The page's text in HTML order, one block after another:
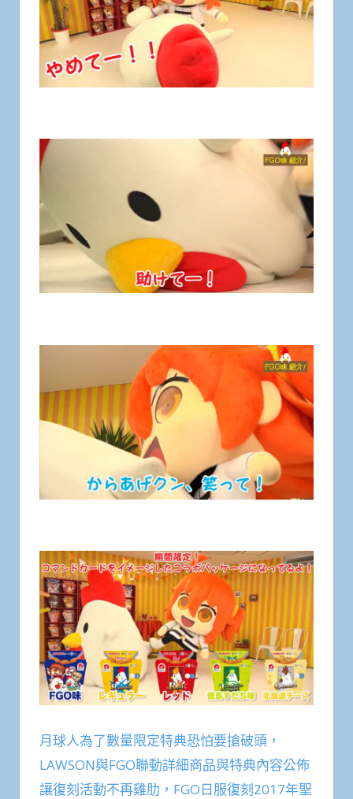
月球人為了數量限定特典恐怕要搶破頭，
LAWSON與FGO聯動詳細商品與特典內容公佈
讓復刻活動不再雞肋，FGO日服復刻2017年聖